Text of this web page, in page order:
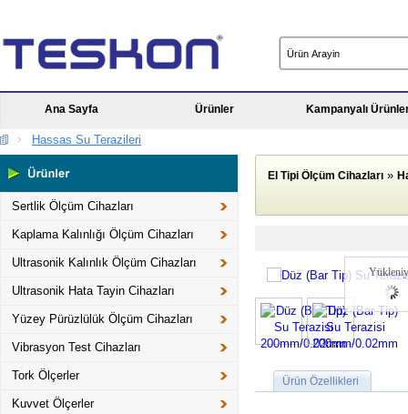
Ana Sayfa Ürünler Kampanyalı
Hassas Su Terazileri
Sertlik Ölçüm Cihazları
Kaplama Kalınlığı Ölçüm Cihazları
Ultrasonik Kalınlık Ölçüm Cihazları
Ultrasonik Hata Tayin Cihazları
Yüzey Pürüzlülük Ölçüm Cihazları
Vibrasyon Test Cihazları
Tork Ölçerler
Kuvvet Ölçerler
El Tipi Ölçüm Cihazları »
Ürün Özellikleri